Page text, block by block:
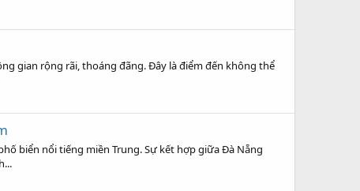
gian rộng rãi, thoáng đãng. Đây là điểm đến không thể
biển nổi tiếng miền Trung. Sự kết hợp giữa Đà Nẵng